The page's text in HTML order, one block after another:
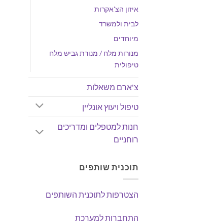
איזון הצ'אקרות
לבית ולמשרד
מיוחדים
מנורות מלח / מנורת גביש מלח
טיפולית
צ'ארם משאלות
טיפול ויעוץ אונליין
חנות למטפלים ומדריכים
רוחניים
תוכנית שותפים
הצטרפות לתוכנית השותפים
התחברות למערכת